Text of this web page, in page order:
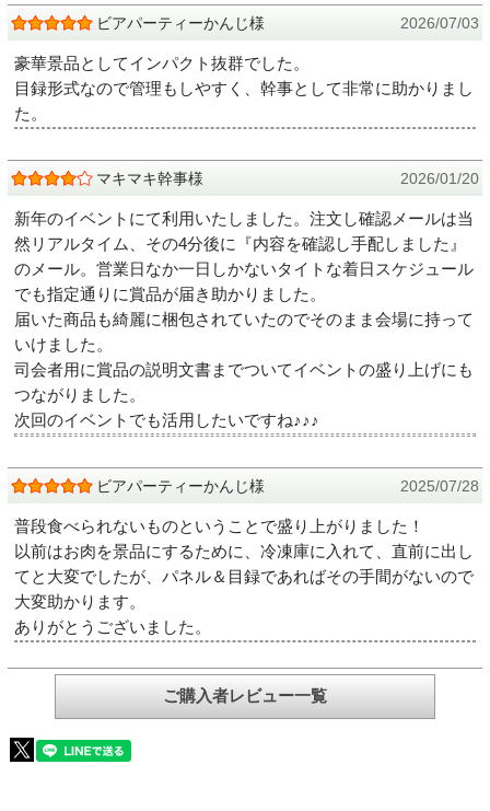
ビアパーティーかんじ様 2026/07/03
豪華景品としてインパクト抜群でした。
目録形式なので管理もしやすく、幹事として非常に助かりまし
た。
マキマキ幹事様 2026/01/20
新年のイベントにて利用いたしました。注文し確認メールは当
然リアルタイム、その4分後に『内容を確認し手配しました』
のメール。営業日なか一日しかないタイトな着日スケジュール
でも指定通りに賞品が届き助かりました。
届いた商品も綺麗に梱包されていたのでそのまま会場に持って
いけました。
司会者用に賞品の説明文書までついてイベントの盛り上げにも
つながりました。
次回のイベントでも活用したいですね♪♪♪
ビアパーティーかんじ様 2025/07/28
普段食べられないものということで盛り上がりました！
以前はお肉を景品にするために、冷凍庫に入れて、直前に出し
てと大変でしたが、パネル＆目録であればその手間がないので
大変助かります。
ありがとうございました。
ご購入者レビュー一覧